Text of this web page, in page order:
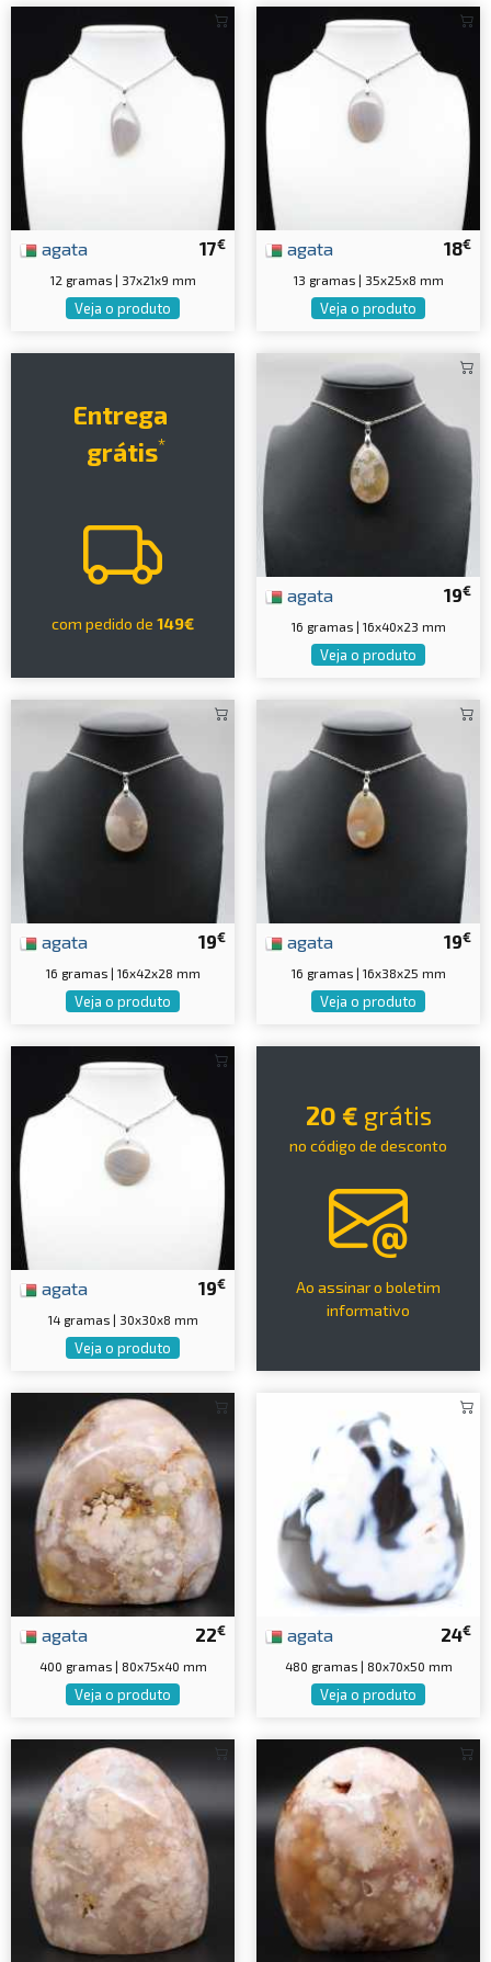
17€
agata
12 gramas | 37x21x9 mm
Veja o produto
18€
agata
13 gramas | 35x25x8 mm
Veja o produto
Entrega
grátis*
com pedido de 149€
19€
agata
16 gramas | 16x40x23 mm
Veja o produto
19€
agata
16 gramas | 16x42x28 mm
Veja o produto
19€
agata
16 gramas | 16x38x25 mm
Veja o produto
19€
agata
14 gramas | 30x30x8 mm
Veja o produto
20 € grátis
no código de desconto
Ao assinar o boletim
informativo
22€
agata
400 gramas | 80x75x40 mm
Veja o produto
24€
agata
480 gramas | 80x70x50 mm
Veja o produto